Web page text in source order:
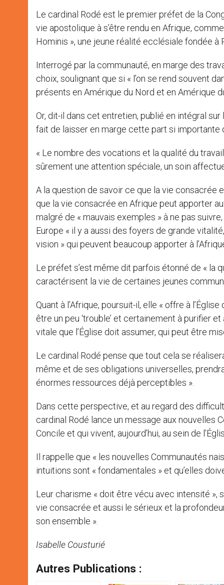
Le cardinal Rodé est le premier préfet de la
vie apostolique à s’être rendu en Afrique,
Hominis », une jeune réalité ecclésiale fondée à
Interrogé par la communauté, en marge des
choix, soulignant que si « l’on se rend souvent
présents en Amérique du Nord et en Amérique
Or, dit-il dans cet entretien, publié en intégral sur
fait de laisser en marge cette part si importante
« Le nombre des vocations et la qualité du
sûrement une attention spéciale, un soin
A la question de savoir ce que la vie consacrée
que la vie consacrée en Afrique peut apporter
malgré de « mauvais exemples » à ne pas
Europe « il y a aussi des foyers de grande
vision » qui peuvent beaucoup apporter à
Le préfet s’est même dit parfois étonné de « la
caractérisent la vie de certaines jeunes
Quant à l’Afrique, poursuit-il, elle « offre à
être un peu ‘trouble’ et certainement à purifier
vitale que l’Église doit assumer, qui peut être
Le cardinal Rodé pense que tout cela se
même et de ses obligations universelles,
énormes ressources déjà perceptibles ».
Dans cette perspective, et au regard des
cardinal Rodé lance un message aux nouvelles
Concile et qui vivent, aujourd’hui, au sein de
Il rappelle que « les nouvelles Communautés
intuitions sont « fondamentales » et qu’elles
Leur charisme « doit être vécu avec intensité »,
vie consacrée et aussi le sérieux et la
son ensemble ».
Isabelle Cousturié
Autres Publications :